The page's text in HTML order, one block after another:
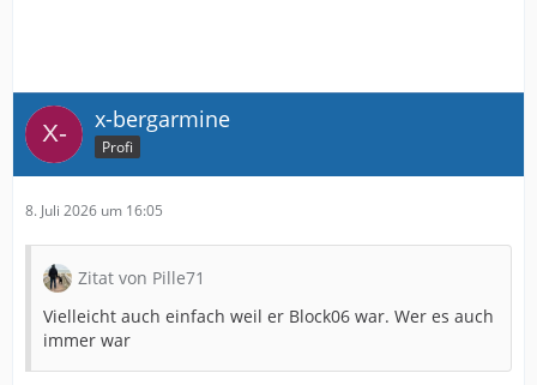
x-bergarmine
Profi
8. Juli 2026 um 16:05
Zitat von Pille71
Vielleicht auch einfach weil er Block06 war. Wer es auch
immer war